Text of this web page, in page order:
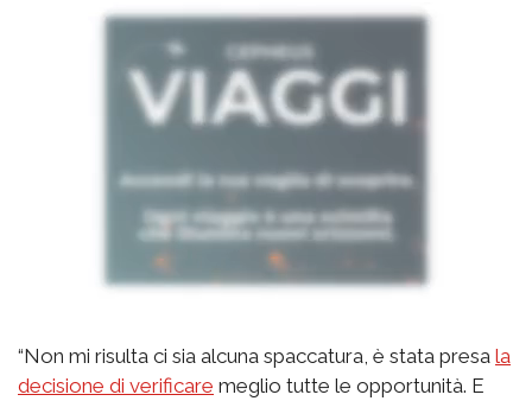
“Non mi risulta ci sia alcuna spaccatura, è stata presa la
decisione di verificare meglio tutte le opportunità. E